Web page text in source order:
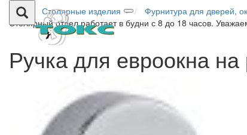
Столярные изделия Фурнитура для дверей,
Столярный отдел работает в будни с 8 до 18 часов.
Ручка для евроокна